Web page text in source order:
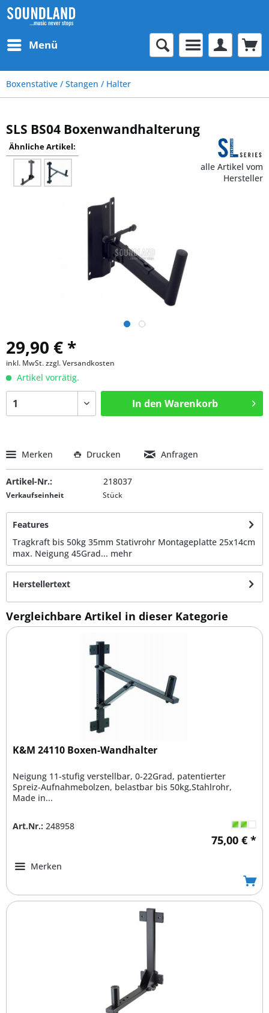
Menü
Boxenstative / Stangen / Halter
SLS BS04 Boxenwandhalterung
Ähnliche Artikel:
alle Artikel vom
Hersteller
29,90 € *
inkl. MwSt.zzgl. Versandkosten
Artikel vorrätig.
In den Warenkorb
Merken Drucken Anfragen
Artikel-Nr.: 218037
Verkaufseinheit Stück
Features
Tragkraft bis 50kg 35mm Stativrohr Montageplatte 25x14cm
max. Neigung 45Grad... mehr
Herstellertext
Vergleichbare Artikel in dieser Kategorie
K&M 24110 Boxen-Wandhalter
Neigung 11-stufig verstellbar, 0-22Grad, patentierter
Spreiz-Aufnahmebolzen, belastbar bis 50kg,Stahlrohr,
Made in...
Art.Nr.: 248958
75,00 € *
Merken